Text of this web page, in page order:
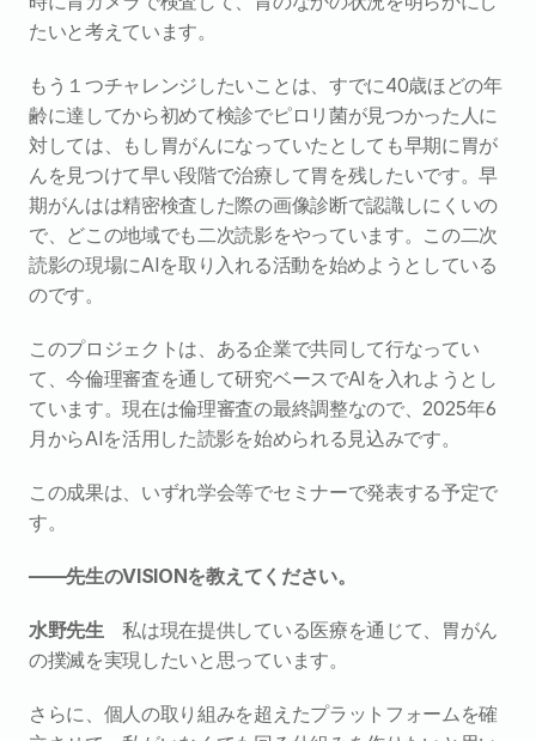
たいと考えています。
もう１つチャレンジしたいことは、すでに40歳ほどの年
齢に達してから初めて検診でピロリ菌が見つかった人に
対しては、もし胃がんになっていたとしても早期に胃が
んを見つけて早い段階で治療して胃を残したいです。早
期がんはは精密検査した際の画像診断で認識しにくいの
で、どこの地域でも二次読影をやっています。この二次
読影の現場にAIを取り入れる活動を始めようとしている
のです。
このプロジェクトは、ある企業で共同して行なってい
て、今倫理審査を通して研究ベースでAIを入れようとし
ています。現在は倫理審査の最終調整なので、2025年6
月からAIを活用した読影を始められる見込みです。
この成果は、いずれ学会等でセミナーで発表する予定で
す。
――先生のVISIONを教えてください。
水野先生 私は現在提供している医療を通じて、胃がん
の撲滅を実現したいと思っています。
さらに、個人の取り組みを超えたプラットフォームを確